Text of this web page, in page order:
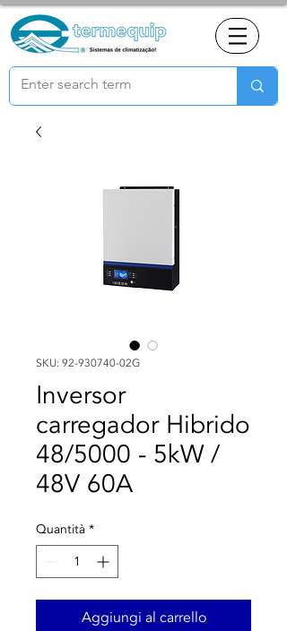
SKU: 92-930740-02G
Inversor
carregador Hibrido
48/5000 - 5kW /
48V 60A
Quantità *
Aggiungi al carrello